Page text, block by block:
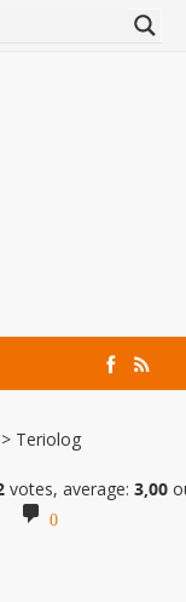
> Teriolog
votes, average:3,00
0